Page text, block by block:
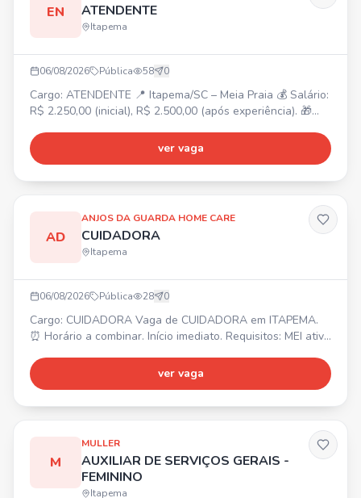
EN ATENDENTE
Itapema
06/08/2026 Pública 58 0
Cargo: ATENDENTE 📍 Itapema/SC – Meia Praia 💰 Salário:
R$ 2.250,00 (inicial), R$ 2.500,00 (após experiência). 🎁
noturno, Bonificação por metas, Gympass, 2 consultas
online com psicólogo/mês, Consulta com nutricionista,
ver vaga
AD
ANJOS DA GUARDA HOME CARE
CUIDADORA
Itapema
06/08/2026 Pública 28 0
Cargo: CUIDADORA Vaga de CUIDADORA em ITAPEMA.
⏰ Horário a combinar. Início imediato. Requisitos: MEI ativo
seja de fácil acesso.
ver vaga
M
MULLER
AUXILIAR DE SERVIÇOS GERAIS -
FEMININO
Itapema